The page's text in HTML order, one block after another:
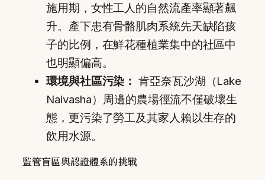
施用期，女性工人的自然流產率顯著飆
升。產下患有骨骼肌肉系統先天缺陷孩
子的比例，在鮮花種植業集中的社區中
也明顯偏高。
環境與社區污染： 肯亞奈瓦沙湖（Lake
Naivasha）周邊的農場徑流不僅破壞生
態，更污染了勞工及其家人賴以生存的
飲用水源。
監管盲區與認證體系的挑戰